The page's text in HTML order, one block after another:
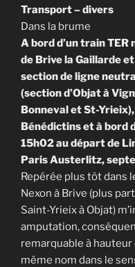
Transport – divers
Dans la brume
A bord d’un train
de Brive la Gaillarde
section de ligne
(section d’Objat à
Bonneval et St-
Bénédictins et à bord
15h02 au départ de
Paris Austerlitz,
Repérée plus tôt dans
Nexon à Brive (plus
Saint-Yrieix à Objat)
amputation,
remarquable à hauteur
même nom dans le